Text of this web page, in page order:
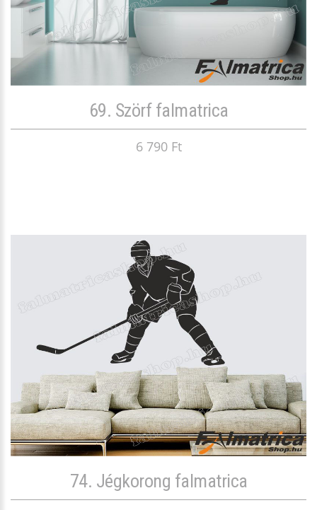
69. Szörf falmatrica
6 790 Ft
74. Jégkorong falmatrica